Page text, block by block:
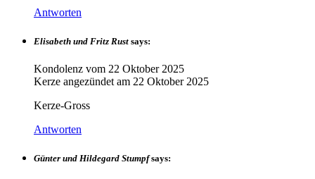
Antworten
Elisabeth und Fritz Rust says:
Kondolenz vom 22 Oktober 2025
Kerze angezündet am 22 Oktober 2025
Kerze-Gross
Antworten
Günter und Hildegard Stumpf says: